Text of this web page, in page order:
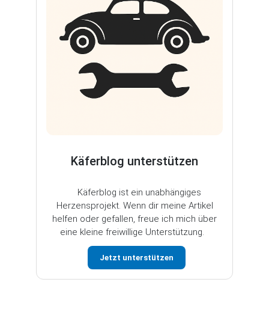
Käferblog unterstützen
Käferblog ist ein unabhängiges
Herzensprojekt. Wenn dir meine Artikel
helfen oder gefallen, freue ich mich über
eine kleine freiwillige Unterstützung.
Jetzt unterstützen